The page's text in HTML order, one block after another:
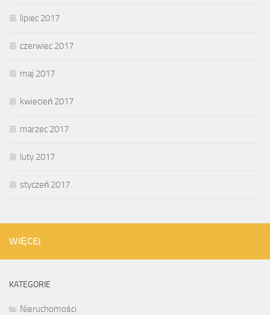
lipiec 2017
czerwiec 2017
maj 2017
kwiecień 2017
marzec 2017
luty 2017
styczeń 2017
WIĘCEJ
KATEGORIE
Nieruchomości